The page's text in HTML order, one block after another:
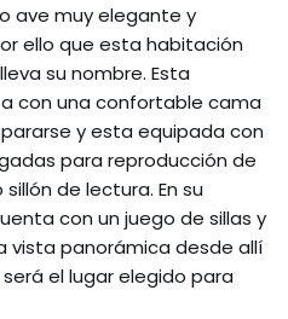
ave muy elegante y
ello que esta habitación
su nombre. Esta
con una confortable cama
y esta equipada con
para reproducción de
de lectura. En su
con un juego de sillas y
vista panorámica desde allí
el lugar elegido para